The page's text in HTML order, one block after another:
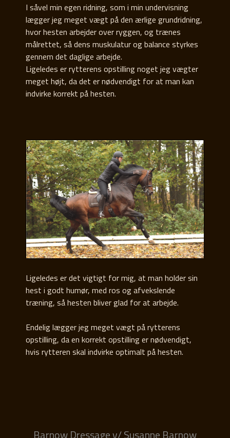
I såvel min egen ridning, som i min undervisning
lægger jeg meget vægt på den ærlige grundridning,
hvor hesten arbejder over ryggen, og trænes
målrettet, så dens muskulatur og balance styrkes
gennem det daglige arbejde.
Ligeledes er rytterens opstilling noget jeg vægter
meget højt, da det er nødvendigt for at man kan
indvirke korrekt på hesten.
Ligeledes er det vigtigt for mig, at man holder sin
hest i godt humør, med ros og afvekslende
træning, så hesten bliver glad for at arbejde.
Endelig lægger jeg meget vægt på rytterens
opstilling, da en korrekt opstilling er nødvendigt,
hvis rytteren skal indvirke optimalt på hesten.
Barnow Dressage v/ Susanne Barnow